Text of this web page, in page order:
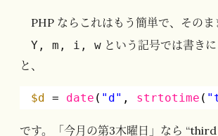
PHP ならこれはもう簡単で、そのま
Y, m, i, w という記号では書き
と、
$d = date ( "d" , strtotime (
です。「今月の第3木曜日」なら